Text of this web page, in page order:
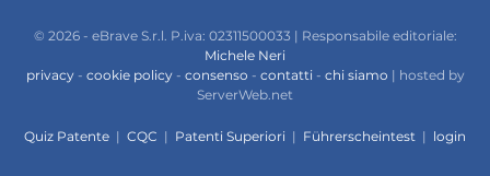
© 2026 - eBrave S.r.l. P.iva: 02311500033 | Responsabile editoriale:
Michele Neri
privacy- cookie policy- consenso - contatti- chi siamo | hosted by
ServerWeb.net
Quiz Patente | CQC | Patenti Superiori | Führerscheintest | login